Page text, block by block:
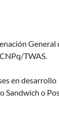
(CNPq) y
General
TWAS.
en desarrollo
Sandwich o